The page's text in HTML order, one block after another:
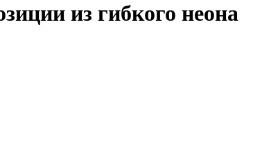
из гибкого неона